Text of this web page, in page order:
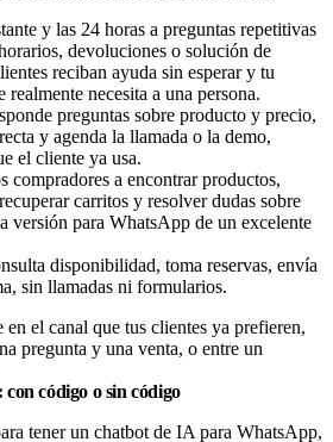
y las 24 horas a preguntas repetitivas
devoluciones o solución de
reciban ayuda sin esperar y tu
necesita a una persona.
preguntas sobre producto y precio,
y agenda la llamada o la demo,
el cliente ya usa.
compradores a encontrar productos,
carritos y resolver dudas sobre
versión para WhatsApp de un excelente
disponibilidad, toma reservas, envía
sin llamadas ni formularios.
en el canal que tus clientes ya prefieren,
pregunta y una venta, o entre un
código o sin código
tener un chatbot de IA para WhatsApp,